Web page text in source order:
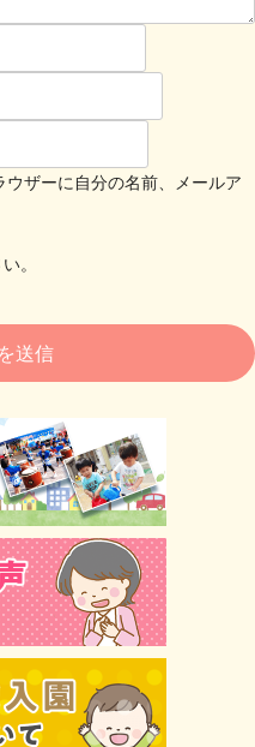
ザーに自分の名前、メールア
。